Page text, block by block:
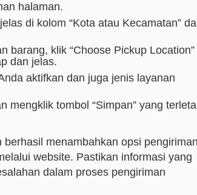
halaman.
di kolom “Kota atau Kecamatan”
barang, klik “Choose Pickup Location”
dan jelas.
aktifkan dan juga jenis layanan
mengklik tombol “Simpan” yang
menambahkan opsi pengiriman
website. Pastikan informasi yang
dalam proses pengiriman